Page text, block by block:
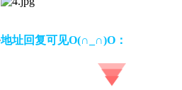
地址回复可见O(∩_∩)O：